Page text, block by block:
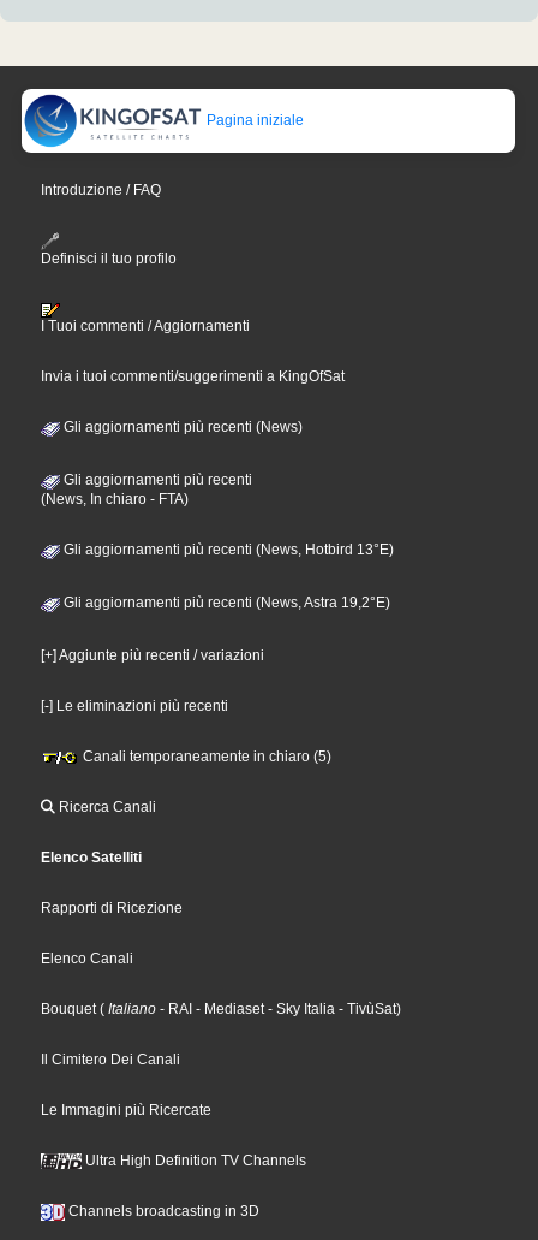
Pagina iniziale
Introduzione / FAQ
Definisci il tuo profilo
I Tuoi commenti / Aggiornamenti
Invia i tuoi commenti/suggerimenti a KingOfSat
Gli aggiornamenti più recenti (News)
Gli aggiornamenti più recenti
(News, In chiaro - FTA)
Gli aggiornamenti più recenti (News, Hotbird 13°E)
Gli aggiornamenti più recenti (News, Astra 19,2°E)
[+] Aggiunte più recenti / variazioni
[-] Le eliminazioni più recenti
Canali temporaneamente in chiaro (5)
Ricerca Canali
Elenco Satelliti
Rapporti di Ricezione
Elenco Canali
Bouquet( Italiano - RAI - Mediaset- Sky Italia - TivùSat)
Il Cimitero Dei Canali
Le Immagini più Ricercate
Ultra High Definition TV Channels
Channels broadcasting in 3D